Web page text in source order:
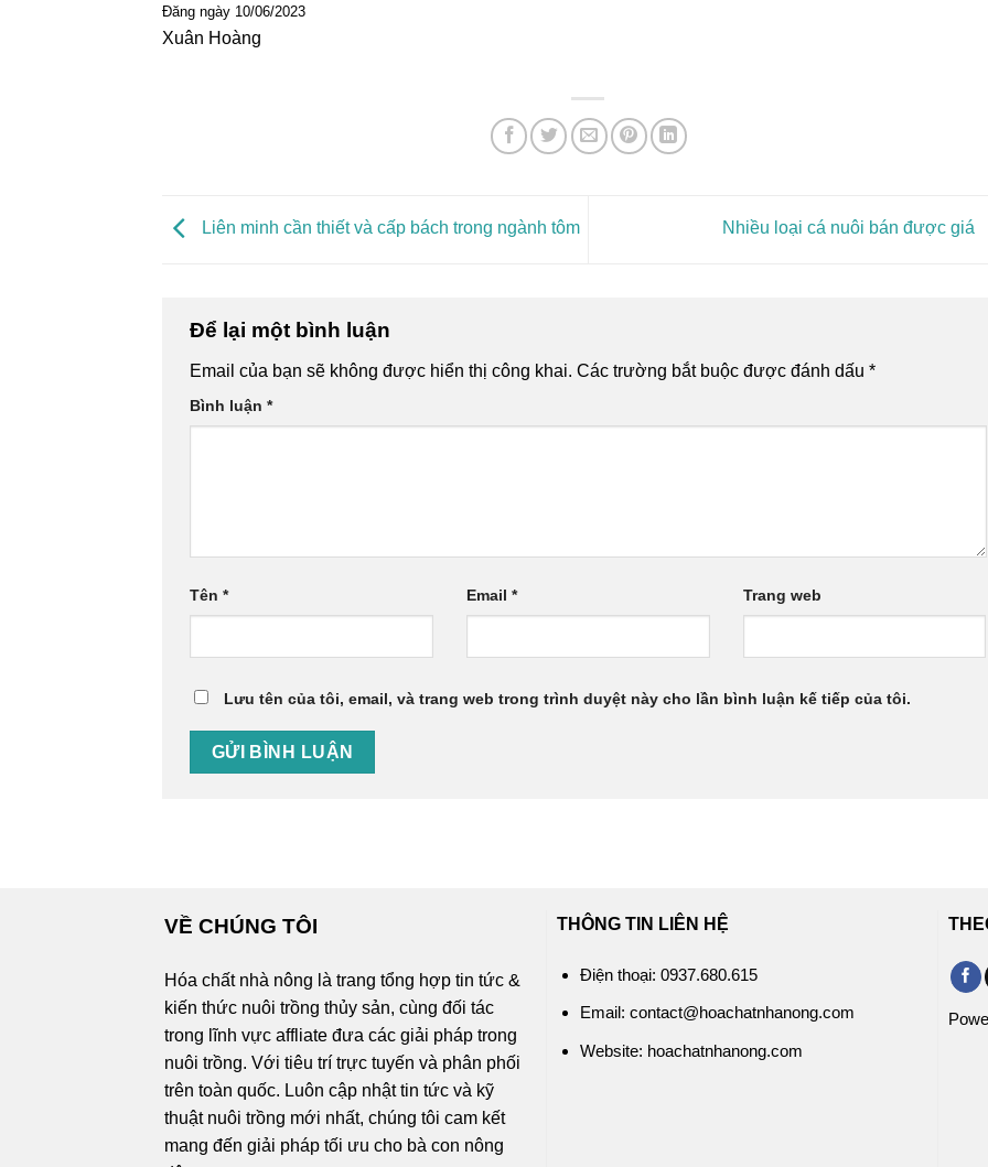
Đăng ngày 10/06/2023
Xuân Hoàng
Liên minh cần thiết và cấp bách trong ngành tôm Nhiều loại cá nuôi bán được giá
Để lại một bình luận
Email của bạn sẽ không được hiển thị công khai. Các trường bắt buộc được đánh dấu *
Bình luận *
Tên * Email * Trang web
Lưu tên của tôi, email, và trang web trong trình duyệt này cho lần bình luận kế tiếp của tôi.
VỀ CHÚNG TÔI
Hóa chất nhà nông là trang tổng hợp tin tức &
kiến thức nuôi trồng thủy sản, cùng đối tác
trong lĩnh vực affliate đưa các giải pháp trong
nuôi trồng. Với tiêu trí trực tuyến và phân phối
trên toàn quốc. Luôn cập nhật tin tức và kỹ
thuật nuôi trồng mới nhất, chúng tôi cam kết
mang đến giải pháp tối ưu cho bà con nông
THÔNG TIN LIÊN HỆ
Điện thoại: 0937.680.615
Email: contact@hoachatnhanong.com
Website: hoachatnhanong.com